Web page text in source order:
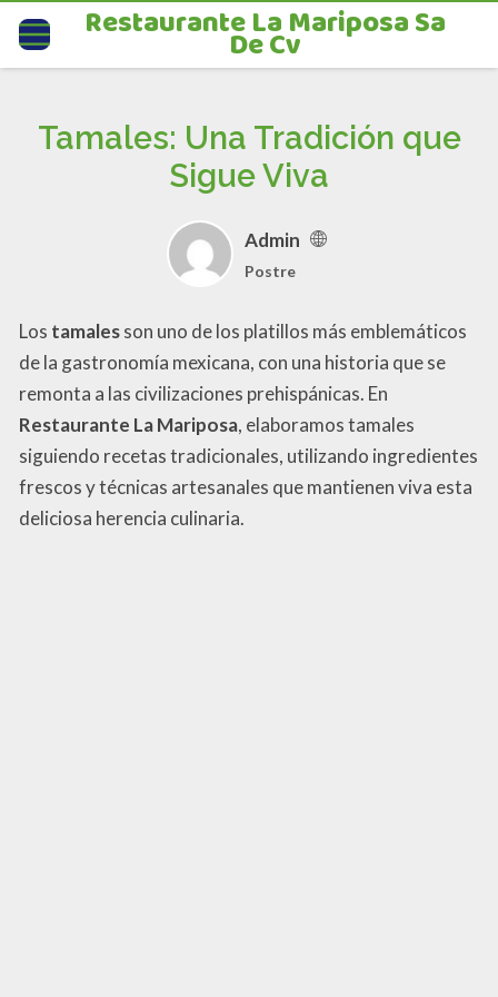
Restaurante La Mariposa Sa
De Cv
Tamales: Una Tradición que
Sigue Viva
Admin
Postre
Los tamalesson uno de los platillos más emblemáticos
de la gastronomía mexicana, con una historia que se
remonta a las civilizaciones prehispánicas. En
Restaurante La Mariposa, elaboramos tamales
siguiendo recetas tradicionales, utilizando ingredientes
frescos y técnicas artesanales que mantienen viva esta
deliciosa herencia culinaria.